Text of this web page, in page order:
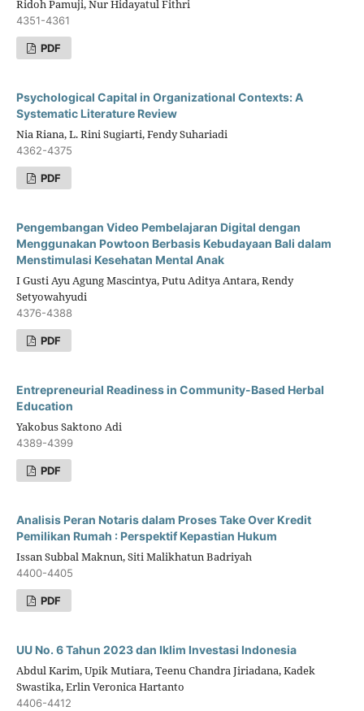
Ridoh Pamuji, Nur Hidayatul Fithri
4351-4361
PDF
Psychological Capital in Organizational Contexts: A
Systematic Literature Review
Nia Riana, L. Rini Sugiarti, Fendy Suhariadi
4362-4375
PDF
Pengembangan Video Pembelajaran Digital dengan
Menggunakan Powtoon Berbasis Kebudayaan Bali dalam
Menstimulasi Kesehatan Mental Anak
I Gusti Ayu Agung Mascintya, Putu Aditya Antara, Rendy
Setyowahyudi
4376-4388
PDF
Entrepreneurial Readiness in Community-Based Herbal
Education
Yakobus Saktono Adi
4389-4399
PDF
Analisis Peran Notaris dalam Proses Take Over Kredit
Pemilikan Rumah : Perspektif Kepastian Hukum
Issan Subbal Maknun, Siti Malikhatun Badriyah
4400-4405
PDF
UU No. 6 Tahun 2023 dan Iklim Investasi Indonesia
Abdul Karim, Upik Mutiara, Teenu Chandra Jiriadana, Kadek
Swastika, Erlin Veronica Hartanto
4406-4412